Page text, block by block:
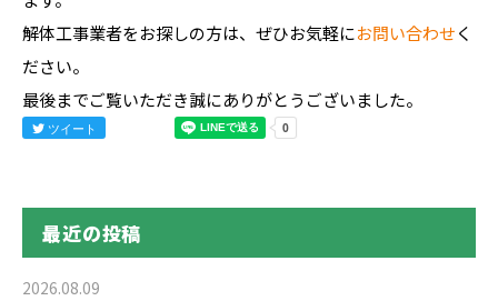
解体工事業者をお探しの方は、ぜひお気軽にお問い合わせく
ださい。
最後までご覧いただき誠にありがとうございました。
ツイート
最近の投稿
2026.08.09